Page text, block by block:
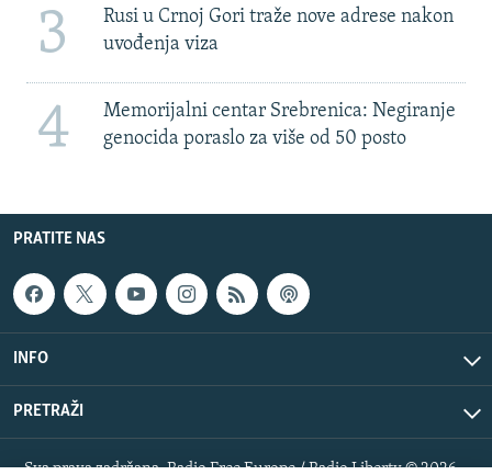
3
Rusi u Crnoj Gori traže nove adrese nakon
uvođenja viza
4
Memorijalni centar Srebrenica: Negiranje
genocida poraslo za više od 50 posto
PRATITE NAS
INFO
PRETRAŽI
Sva prava zadržana. Radio Free Europe / Radio Liberty © 2026